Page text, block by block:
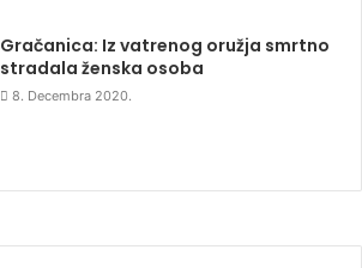
Gračanica: Iz vatrenog oružja smrtno
stradala ženska osoba
8. Decembra 2020.